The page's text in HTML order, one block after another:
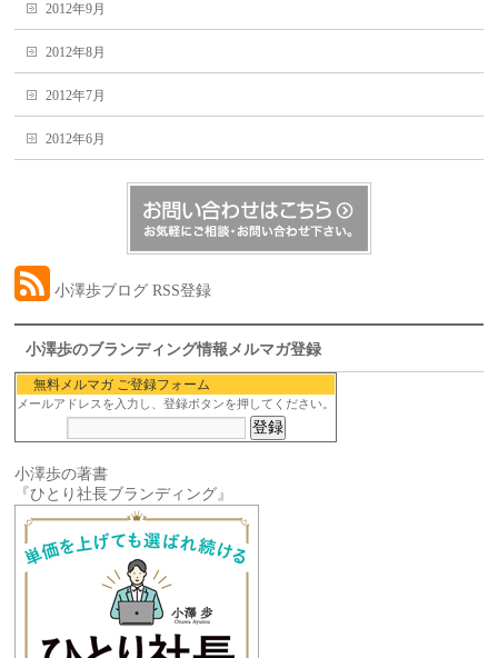
2012年9月
2012年8月
2012年7月
2012年6月
小澤歩ブログ RSS登録
小澤歩のブランディング情報メルマガ登録
無料メルマガ ご登録フォーム
メールアドレスを入力し、登録ボタンを押してください。
小澤歩の著書
『ひとり社長ブランディング』